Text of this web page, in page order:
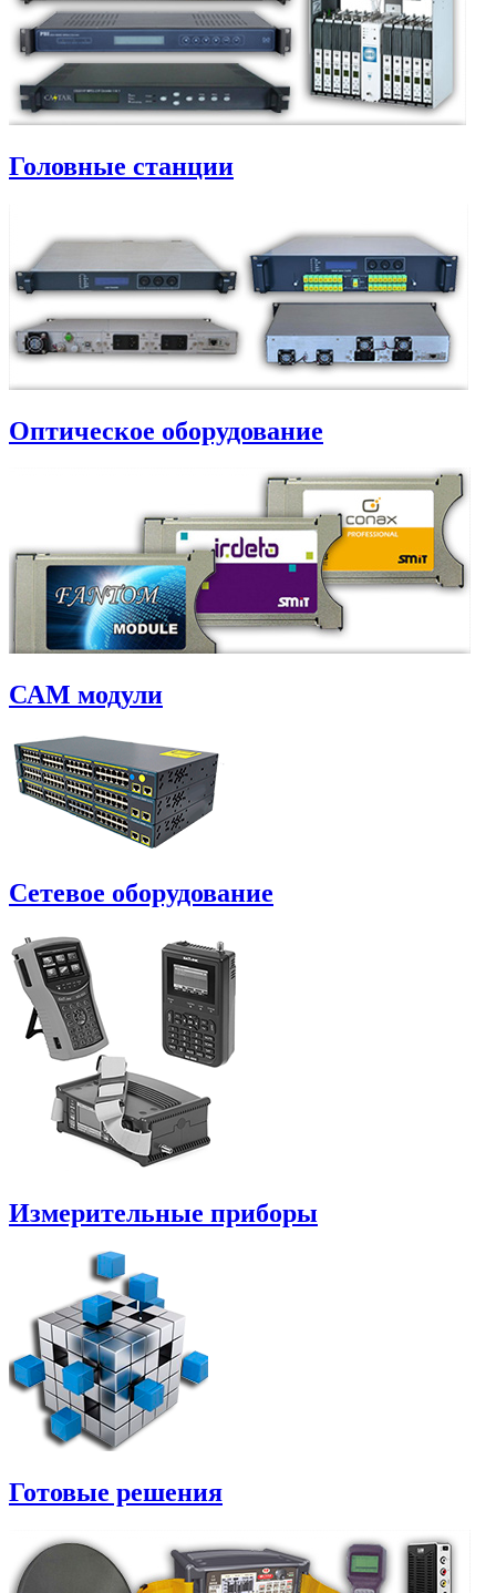
Головные станции
Оптическое оборудование
САM модули
Сетевое оборудование
Измерительные приборы
Готовые решения